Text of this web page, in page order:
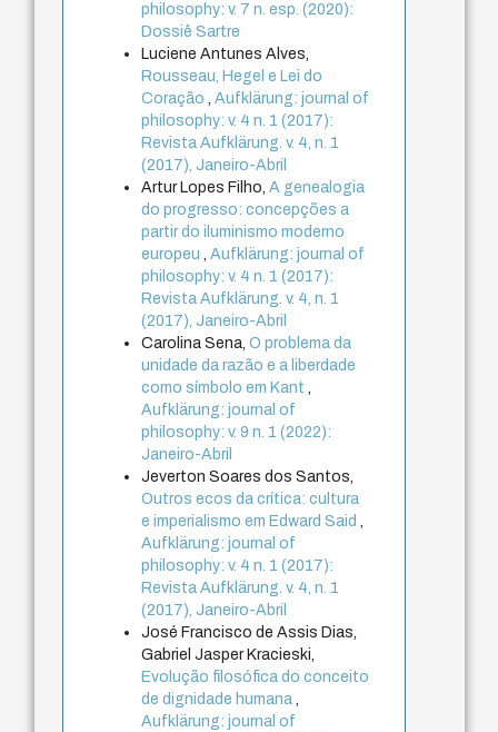
philosophy: v. 7 n. esp. (2020):
Dossiê Sartre
Luciene Antunes Alves,
Rousseau, Hegel e Lei do
Coração,Aufklärung: journal of
philosophy: v. 4 n. 1 (2017):
Revista Aufklärung. v. 4, n. 1
(2017), Janeiro-Abril
Artur Lopes Filho,A genealogia
do progresso: concepções a
partir do iluminismo moderno
europeu,Aufklärung: journal of
philosophy: v. 4 n. 1 (2017):
Revista Aufklärung. v. 4, n. 1
(2017), Janeiro-Abril
Carolina Sena,O problema da
unidade da razão e a liberdade
como símbolo em Kant,
Aufklärung: journal of
philosophy: v. 9 n. 1 (2022):
Janeiro-Abril
Jeverton Soares dos Santos,
Outros ecos da crítica: cultura
e imperialismo em Edward Said,
Aufklärung: journal of
philosophy: v. 4 n. 1 (2017):
Revista Aufklärung. v. 4, n. 1
(2017), Janeiro-Abril
José Francisco de Assis Dias,
Gabriel Jasper Kracieski,
Evolução filosófica do conceito
de dignidade humana,
Aufklärung: journal of